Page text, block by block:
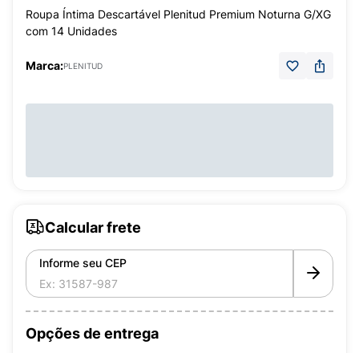
Roupa Íntima Descartável Plenitud Premium Noturna G/XG
com 14 Unidades
Marca:PLENITUD
Calcular frete
Informe seu CEP
Opções de entrega